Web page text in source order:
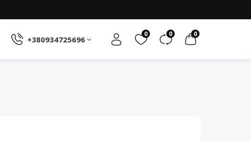
+380934725696
0 0 0